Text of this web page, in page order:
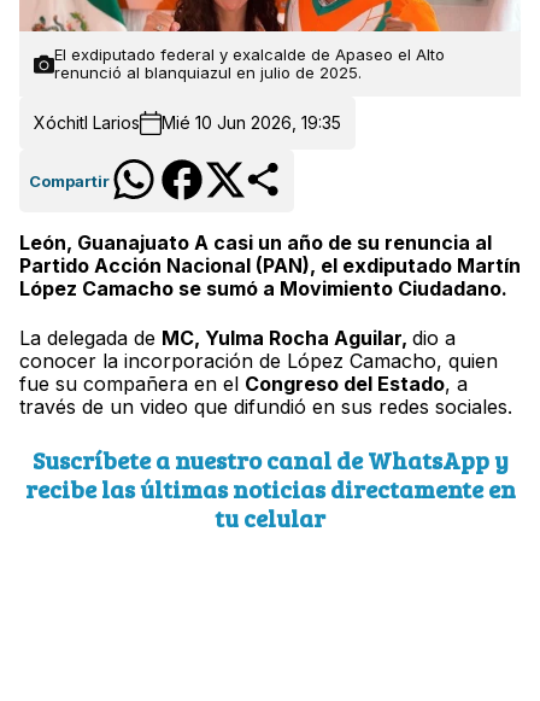
El exdiputado federal y exalcalde de Apaseo el Alto
renunció al blanquiazul en julio de 2025.
Xóchitl Larios Mié 10 Jun 2026, 19:35
Compartir
León, Guanajuato A casi un año de su renuncia al
Partido Acción Nacional (PAN), el exdiputado Martín
López Camacho se sumó a Movimiento Ciudadano.
La delegada de MC, Yulma Rocha Aguilar, dio a
conocer la incorporación de López Camacho, quien
fue su compañera en el Congreso del Estado, a
través de un video que difundió en sus redes sociales.
Suscríbete a nuestro canal de WhatsApp y
recibe las últimas noticias directamente en
tu celular